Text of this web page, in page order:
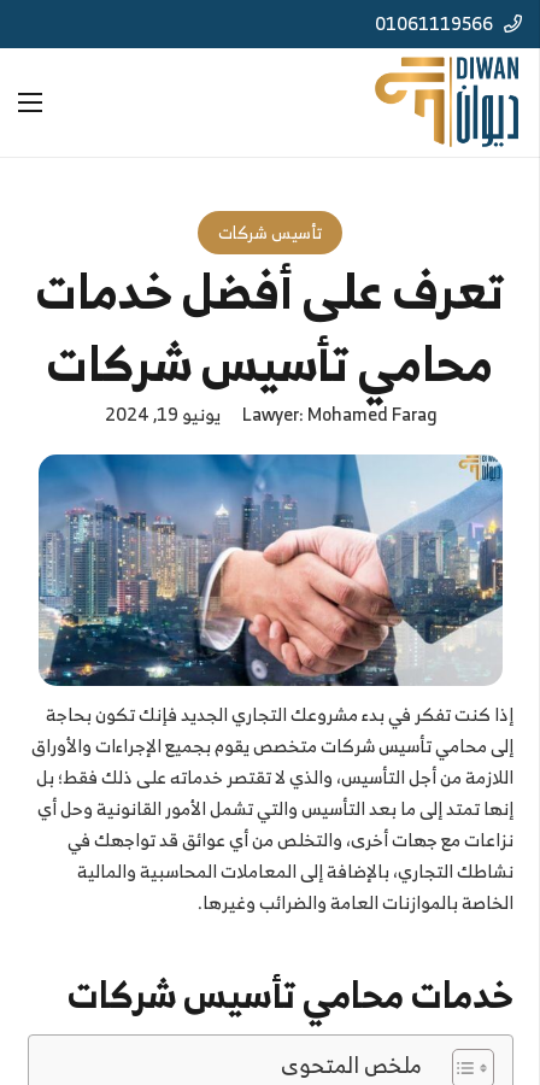
01061119566
تأسيس شركات
تعرف على أفضل خدمات
محامي تأسيس شركات
Lawyer: Mohamed Farag يونيو 19, 2024
إذا كنت تفكر في بدء مشروعك التجاري الجديد فإنك تكون بحاجة
إلى محامي تأسيس شركات متخصص يقوم بجميع الإجراءات والأوراق
اللازمة من أجل التأسيس، والذي لا تقتصر خدماته على ذلك فقط؛ بل
إنها تمتد إلى ما بعد التأسيس والتي تشمل الأمور القانونية وحل أي
نزاعات مع جهات أخرى، والتخلص من أي عوائق قد تواجهك في
نشاطك التجاري، بالإضافة إلى المعاملات المحاسبية والمالية
الخاصة بالموازنات العامة والضرائب وغيرها.
خدمات محامي تأسيس شركات
ملخص المتحوى